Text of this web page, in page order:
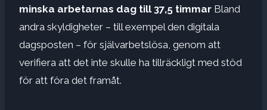
minska arbetarnas dag till 37,5 timmar Bland
andra skyldigheter – till exempel den digitala
dagsposten – för självarbetslösa, genom att
verifiera att det inte skulle ha tillräckligt med stöd
för att föra det framåt.